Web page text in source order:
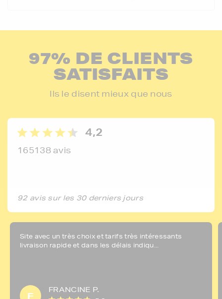
97% DE CLIENTS
SATISFAITS
Ils le disent mieux que nous
4,2
165138 avis
92 avis sur les 30 derniers jours
Site avec un très choix et tarifs très intéressants
livraison rapide et dans les délais indiqu...
F
FRANCINE P.